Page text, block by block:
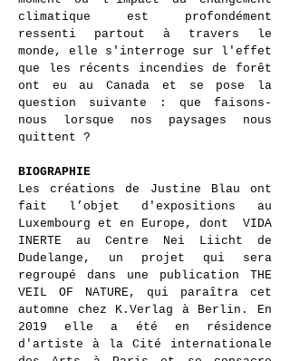
climatique est profondément
ressenti partout à travers le
monde, elle s'interroge sur l'effet
que les récents incendies de forêt
ont eu au Canada et se pose la
question suivante : que faisons-
nous lorsque nos paysages nous
quittent ?
BIOGRAPHIE
Les créations de Justine Blau ont
fait l’objet d'expositions au
Luxembourg et en Europe, dont VIDA
INERTE au Centre Nei Liicht de
Dudelange, un projet qui sera
regroupé dans une publication THE
VEIL OF NATURE, qui paraîtra cet
automne chez K.Verlag à Berlin. En
2019 elle a été en résidence
d'artiste à la Cité internationale